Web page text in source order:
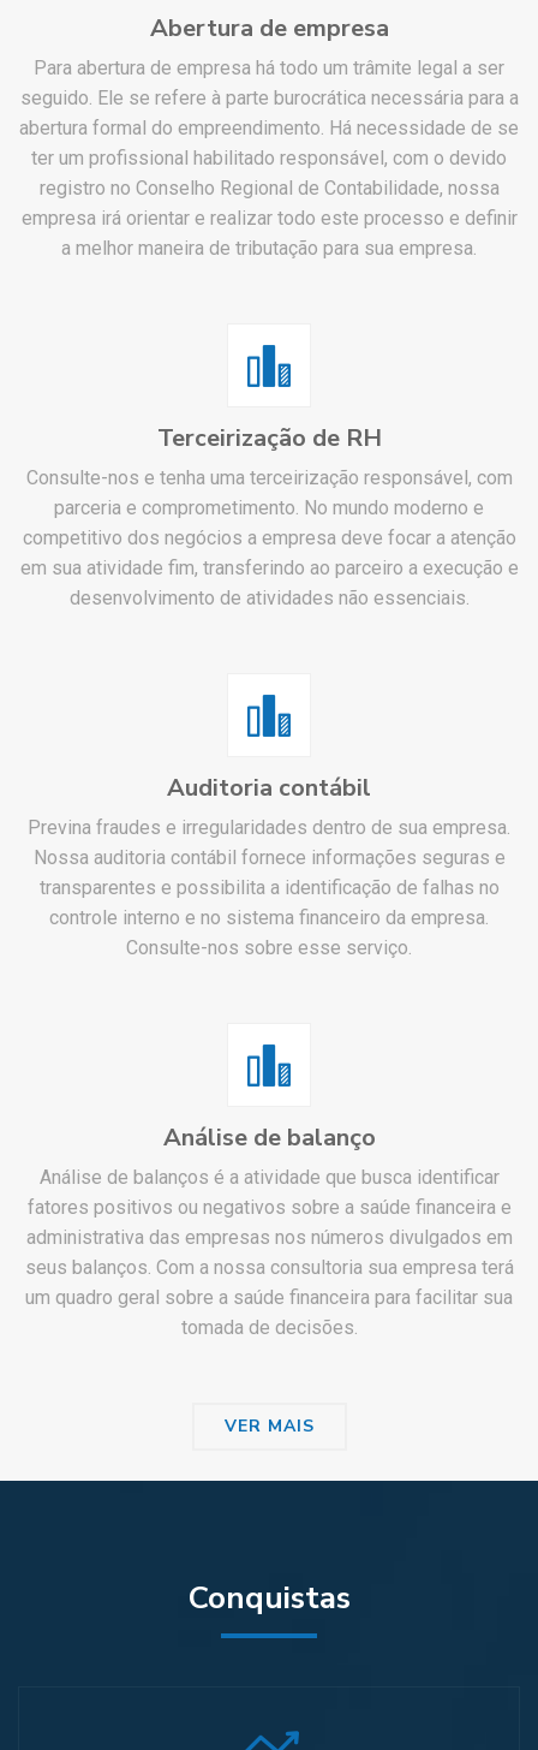
Abertura de empresa
Para abertura de empresa há todo um trâmite legal a ser
seguido. Ele se refere à parte burocrática necessária para a
abertura formal do empreendimento. Há necessidade de se
ter um profissional habilitado responsável, com o devido
registro no Conselho Regional de Contabilidade, nossa
empresa irá orientar e realizar todo este processo e definir
a melhor maneira de tributação para sua empresa.
Terceirização de RH
Consulte-nos e tenha uma terceirização responsável, com
parceria e comprometimento. No mundo moderno e
competitivo dos negócios a empresa deve focar a atenção
em sua atividade fim, transferindo ao parceiro a execução e
desenvolvimento de atividades não essenciais.
Auditoria contábil
Previna fraudes e irregularidades dentro de sua empresa.
Nossa auditoria contábil fornece informações seguras e
transparentes e possibilita a identificação de falhas no
controle interno e no sistema financeiro da empresa.
Consulte-nos sobre esse serviço.
Análise de balanço
Análise de balanços é a atividade que busca identificar
fatores positivos ou negativos sobre a saúde financeira e
administrativa das empresas nos números divulgados em
seus balanços. Com a nossa consultoria sua empresa terá
um quadro geral sobre a saúde financeira para facilitar sua
tomada de decisões.
VER MAIS
Conquistas